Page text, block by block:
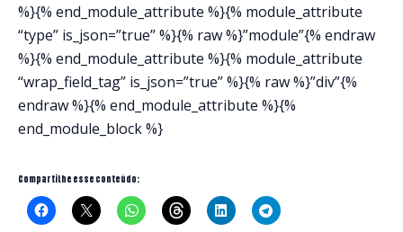
%}{% end_module_attribute %}{% module_attribute
“type” is_json=”true” %}{% raw %}”module”{% endraw
%}{% end_module_attribute %}{% module_attribute
“wrap_field_tag” is_json=”true” %}{% raw %}”div”{%
endraw %}{% end_module_attribute %}{%
end_module_block %}
Compartilhe esse conteúdo: